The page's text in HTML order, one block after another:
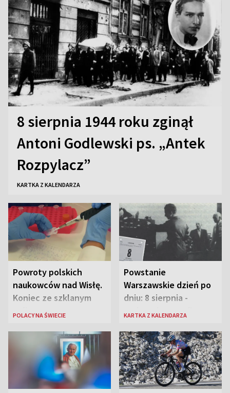
8 sierpnia 1944 roku zginął
Antoni Godlewski ps. „Antek
Rozpylacz”
KARTKA Z KALENDARZA
Powroty polskich
naukowców nad Wisłę.
Koniec ze szklanym
sufitem
POLACY NA ŚWIECIE
Powstanie
Warszawskie dzień po
dniu: 8 sierpnia -
rozbrzmiewa radio
„Antka Rozpylacza”
KARTKA Z KALENDARZA